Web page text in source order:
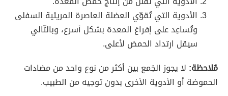
الأدوية التي تُقوّي العضلة العاصرة المريئية السفلى
وتُساعِد على إفراغ المعدة بشكل أسرع، وبالتّالي
سيقل ارتداد الحمض لأعلى.
مُلاحظة: لا يجوز الجَمع بين أكثر من نوع واحد من مضادات
الحموضة أو الأدوية الأخرى بدون توجيه من الطبيب.